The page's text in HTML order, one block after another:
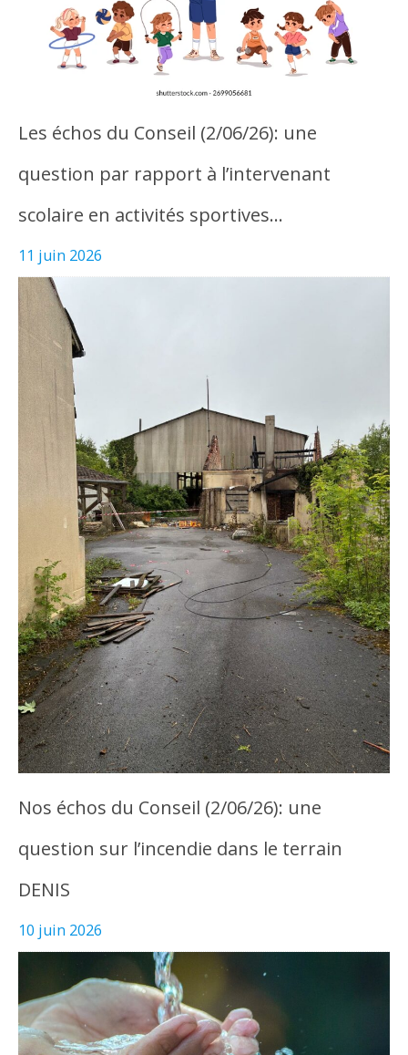
Les échos du Conseil (2/06/26): une
question par rapport à l’intervenant
scolaire en activités sportives…
11 juin 2026
Nos échos du Conseil (2/06/26): une
question sur l’incendie dans le terrain
DENIS
10 juin 2026